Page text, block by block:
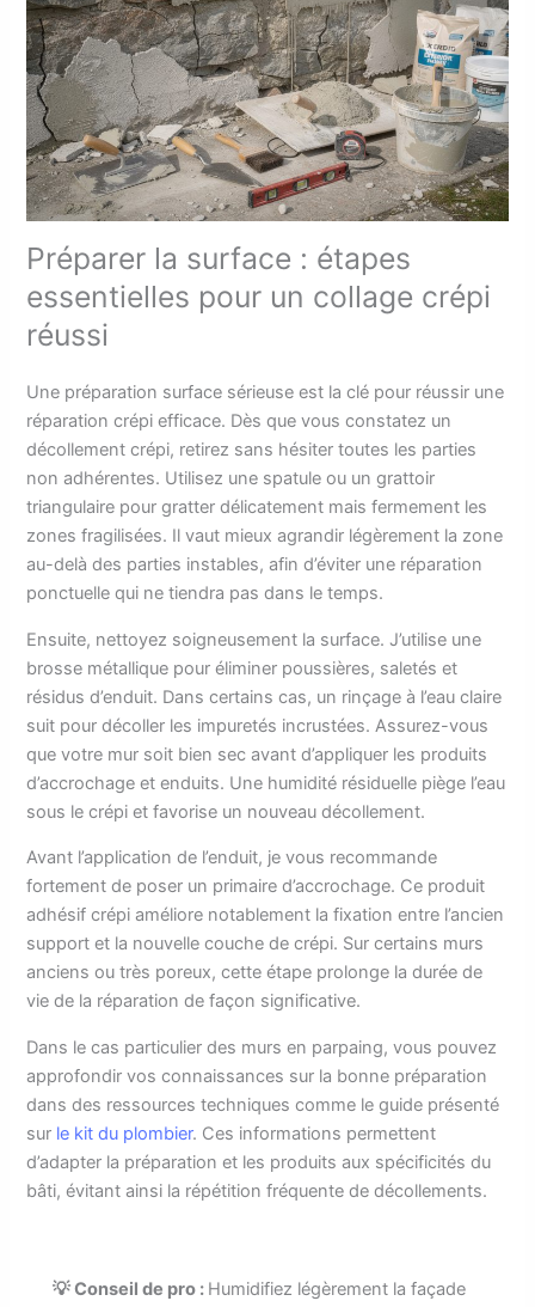
Préparer la surface : étapes
essentielles pour un collage crépi
réussi
Une préparation surface sérieuse est la clé pour réussir une
réparation crépi efficace. Dès que vous constatez un
décollement crépi, retirez sans hésiter toutes les parties
non adhérentes. Utilisez une spatule ou un grattoir
triangulaire pour gratter délicatement mais fermement les
zones fragilisées. Il vaut mieux agrandir légèrement la zone
au-delà des parties instables, afin d’éviter une réparation
ponctuelle qui ne tiendra pas dans le temps.
Ensuite, nettoyez soigneusement la surface. J’utilise une
brosse métallique pour éliminer poussières, saletés et
résidus d’enduit. Dans certains cas, un rinçage à l’eau claire
suit pour décoller les impuretés incrustées. Assurez-vous
que votre mur soit bien sec avant d’appliquer les produits
d’accrochage et enduits. Une humidité résiduelle piège l’eau
sous le crépi et favorise un nouveau décollement.
Avant l’application de l’enduit, je vous recommande
fortement de poser un primaire d’accrochage. Ce produit
adhésif crépi améliore notablement la fixation entre l’ancien
support et la nouvelle couche de crépi. Sur certains murs
anciens ou très poreux, cette étape prolonge la durée de
vie de la réparation de façon significative.
Dans le cas particulier des murs en parpaing, vous pouvez
approfondir vos connaissances sur la bonne préparation
dans des ressources techniques comme le guide présenté
sur le kit du plombier. Ces informations permettent
d’adapter la préparation et les produits aux spécificités du
bâti, évitant ainsi la répétition fréquente de décollements.
💡 Conseil de pro : Humidifiez légèrement la façade